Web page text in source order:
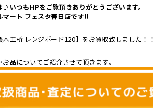
♪いつもHPをご覧頂きありがとうございます。
マート フェスタ春日店です!!
木工所 レンジボード120】をお買取致しました！！
お品についてご紹介させて頂きます。